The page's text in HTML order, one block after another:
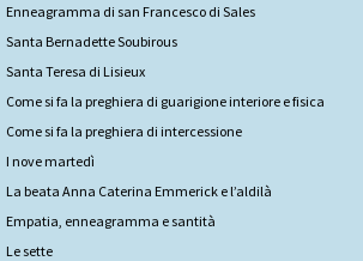
Enneagramma di san Francesco di Sales
Santa Bernadette Soubirous
Santa Teresa di Lisieux
Come si fa la preghiera di guarigione interiore e fisica
Come si fa la preghiera di intercessione
I nove martedì
La beata Anna Caterina Emmerick e l’aldilà
Empatia, enneagramma e santità
Le sette